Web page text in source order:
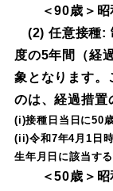
＜90歳＞昭
(2) 任意接種:
度の5年間（経
象となります。
のは、経過措置
(i)接種日当日に50
(ii)令和7年4月1日
生年月日に該当する
＜50歳＞昭